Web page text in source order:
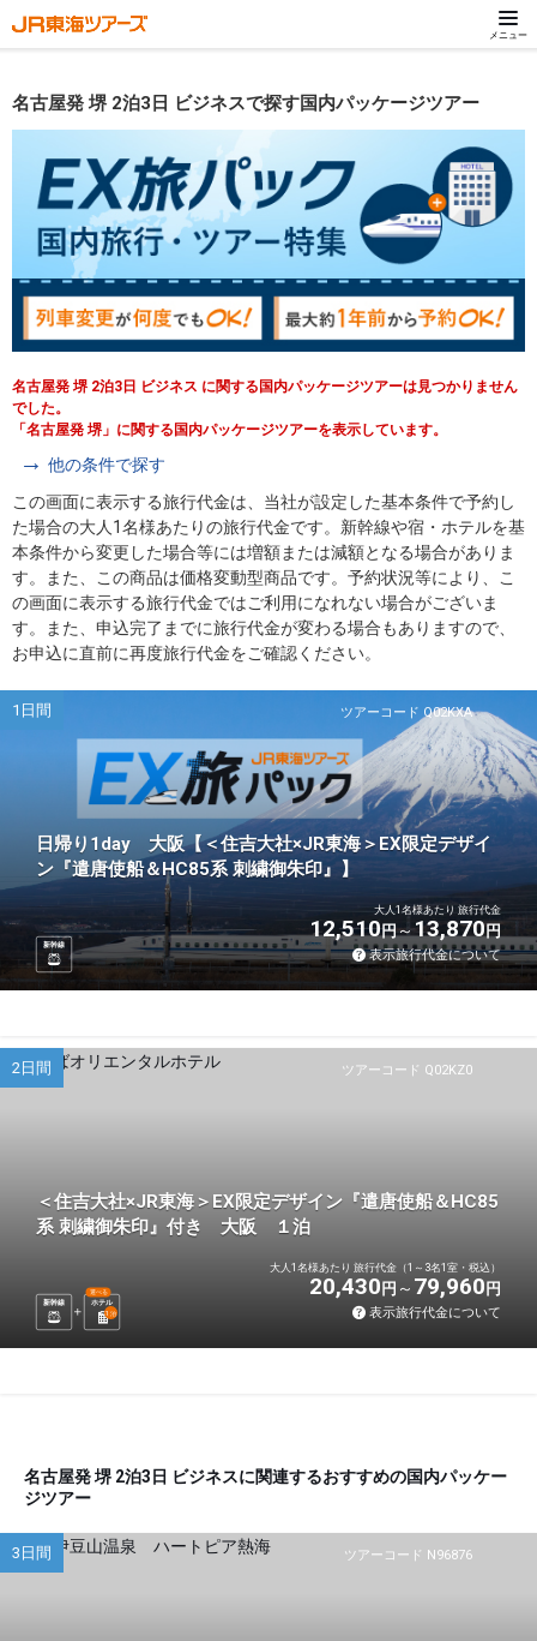
メニュー
名古屋発 堺 2泊3日 ビジネスで探す国内パッケージツアー
名古屋発 堺 2泊3日 ビジネス に関する国内パッケージツアーは見つかりません
でした。
「名古屋発 堺」に関する国内パッケージツアーを表示しています。
他の条件で探す
この画面に表示する旅行代金は、当社が設定した基本条件で予約し
た場合の大人1名様あたりの旅行代金です。新幹線や宿・ホテルを基
本条件から変更した場合等には増額または減額となる場合がありま
す。また、この商品は価格変動型商品です。予約状況等により、こ
の画面に表示する旅行代金ではご利用になれない場合がございま
す。また、申込完了までに旅行代金が変わる場合もありますので、
お申込に直前に再度旅行代金をご確認ください。
ツアーコード Q02KXA
1日間
日帰り1day 大阪【＜住吉大社×JR東海＞EX限定デザイ
ン『遣唐使船＆HC85系 刺繍御朱印』】
新幹線
大人1名様あたり 旅行代金
12,510円 13,870円
表示旅行代金について
ツアーコード Q02KZ0
2日間
＜住吉大社×JR東海＞EX限定デザイン『遣唐使船＆HC85
系 刺繍御朱印』付き 大阪 １泊
新幹線 ホテル
選べる
1 泊
大人1名様あたり 旅行代金（1～3名1室・税込）
20,430 円 79,960 円
表示旅行代金について
名古屋発 堺 2泊3日 ビジネスに関連するおすすめの国内パッケー
ジツアー
ツアーコード N96876
3日間